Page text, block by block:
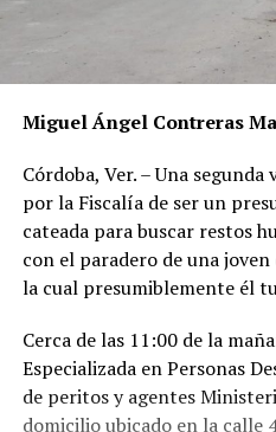
Miguel Ángel Contreras
Córdoba, Ver. – Una segunda
por la Fiscalía de ser un
cateada para buscar restos
con el paradero de una
la cual presumiblemente él
Cerca de las 11:00 de la
Especializada en Personas
de peritos y agentes
domicilio ubicado en la calle